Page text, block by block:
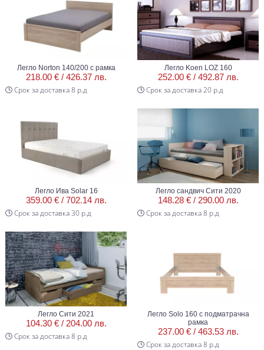
Легло Norton 140/200 с рамка
218.00 € / 426.37 лв.
Срок за доставка 8 р.д
Легло Koen LOZ 160
252.00 € / 492.87 лв.
Срок за доставка 20 р.д
Легло Ива Solar 16
359.00 € / 702.14 лв.
Срок за доставка 30 р.д
Легло сандвич Сити 2020
148.28 € / 290.00 лв.
Срок за доставка 8 р.д
Легло Сити 2021
104.30 € / 204.00 лв.
Срок за доставка 8 р.д
Легло Solo 160 с подматрачна
рамка
237.00 € / 463.53 лв.
Срок за доставка 8 р.д